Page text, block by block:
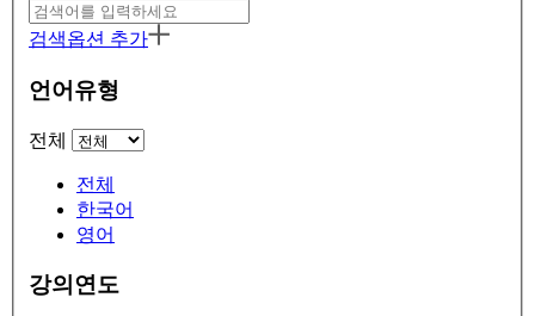
검색옵션 추가
언어유형
전체
전체
한국어
영어
강의연도